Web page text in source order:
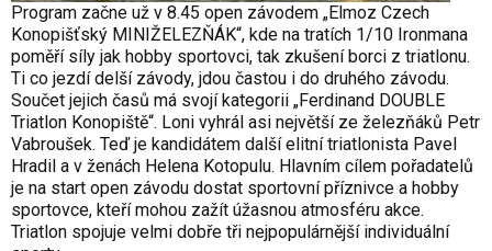
Program začne už v 8.45 open závodem „Elmoz Czech
Konopišťský MINIŽELEZŇÁK“, kde na tratích 1/10 Ironmana
poměří síly jak hobby sportovci, tak zkušení borci z triatlonu.
Ti co jezdí delší závody, jdou častou i do druhého závodu.
Součet jejich časů má svojí kategorii „Ferdinand DOUBLE
Triatlon Konopiště“. Loni vyhrál asi největší ze železňáků Petr
Vabroušek. Teď je kandidátem další elitní triatlonista Pavel
Hradil a v ženách Helena Kotopulu. Hlavním cílem pořadatelů
je na start open závodu dostat sportovní příznivce a hobby
sportovce, kteří mohou zažít úžasnou atmosféru akce.
Triatlon spojuje velmi dobře tři nejpopulárnější individuální